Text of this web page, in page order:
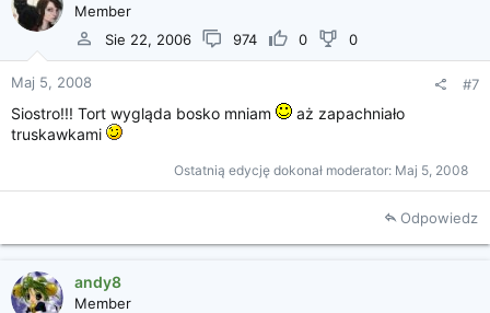
Member
Sie 22, 2006
974 0 0
Maj 5, 2008 #7
Siostro!!! Tort wygląda bosko mniam
aż zapachniało
truskawkami
Ostatnią edycję dokonał moderator: Maj 5, 2008
Odpowiedz
andy8
Member